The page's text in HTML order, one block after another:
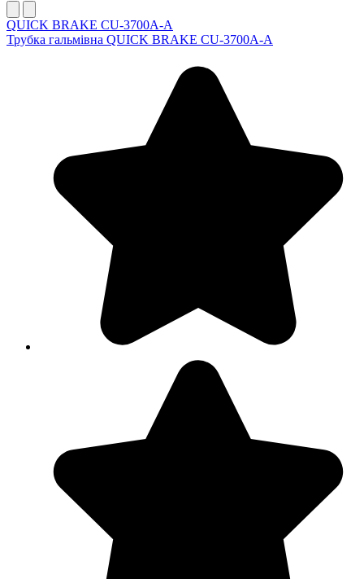
QUICK BRAKE CU-3700A-A
Трубка гальмівна QUICK BRAKE CU-3700A-A